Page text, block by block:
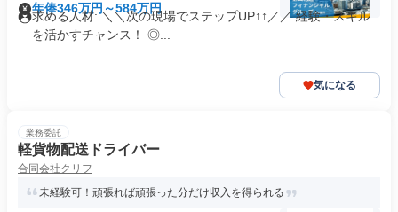
年俸346万円～584万円
求める人材: ＼＼次の現場でステップUP↑↑／／ 経験・スキル
を活かすチャンス！ ◎...
気になる
業務委託
軽貨物配送ドライバー
合同会社クリフ
未経験可！頑張れば頑張った分だけ収入を得られる